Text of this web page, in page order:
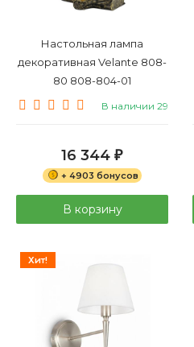
Настольная лампа
декоративная Velante 808-
80 808-804-01
В наличии 29
16 344 ₽
+ 4903 бонусов
В корзину
Хит!